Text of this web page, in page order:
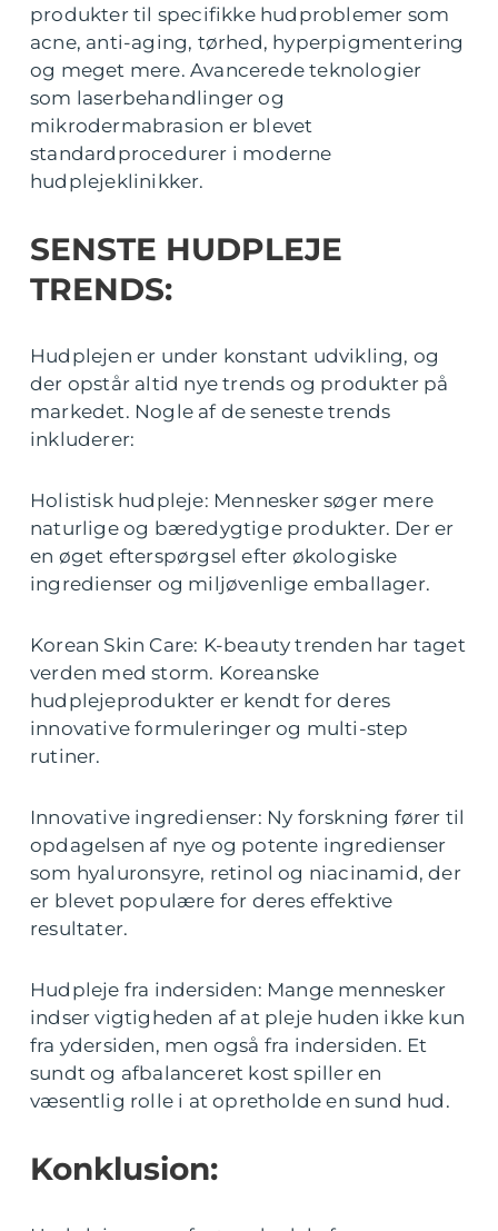
produkter til specifikke hudproblemer som
acne, anti-aging, tørhed, hyperpigmentering
og meget mere. Avancerede teknologier
som laserbehandlinger og
mikrodermabrasion er blevet
standardprocedurer i moderne
hudplejeklinikker.
SENSTE HUDPLEJE
TRENDS:
Hudplejen er under konstant udvikling, og
der opstår altid nye trends og produkter på
markedet. Nogle af de seneste trends
inkluderer:
Holistisk hudpleje: Mennesker søger mere
naturlige og bæredygtige produkter. Der er
en øget efterspørgsel efter økologiske
ingredienser og miljøvenlige emballager.
Korean Skin Care: K-beauty trenden har taget
verden med storm. Koreanske
hudplejeprodukter er kendt for deres
innovative formuleringer og multi-step
rutiner.
Innovative ingredienser: Ny forskning fører til
opdagelsen af nye og potente ingredienser
som hyaluronsyre, retinol og niacinamid, der
er blevet populære for deres effektive
resultater.
Hudpleje fra indersiden: Mange mennesker
indser vigtigheden af at pleje huden ikke kun
fra ydersiden, men også fra indersiden. Et
sundt og afbalanceret kost spiller en
væsentlig rolle i at opretholde en sund hud.
Konklusion: